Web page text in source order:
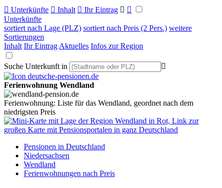
 Unterkünfte  Inhalt  Ihr Eintrag  
Unterkünfte
sortiert nach Lage (PLZ) sortiert nach Preis (2 Pers.) weitere
Sortierungen
Inhalt Ihr Eintrag Aktuelles Infos zur Region
Suche Unterkunft in 
Ferienwohnung Wendland
Ferienwohnung: Liste für das Wendland, geordnet nach dem
niedrigsten Preis
Pensionen in Deutschland
Niedersachsen
Wendland
Ferienwohnungen nach Preis